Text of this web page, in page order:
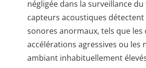
négligée dans la surveillance du
capteurs acoustiques détectent
sonores anormaux, tels que les
accélérations agressives ou les
ambiant inhabituellement